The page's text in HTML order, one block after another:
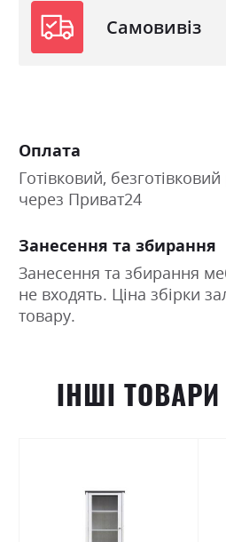
Самовивіз
Оплата
Готівковий,
через Приват24
Занесення та збирання
Занесення та збирання
не входять. Ціна збірки
товару.
ІНШІ